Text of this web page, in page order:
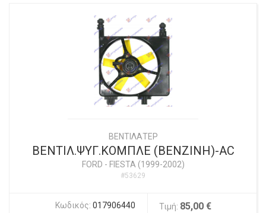
ΒΕΝΤΙΛΑΤΕΡ
ΒΕΝΤΙΛ.ΨΥΓ.ΚΟΜΠΛΕ (ΒΕΝΖΙΝΗ)-AC
FORD - FIESTA (1999-2002)
#53629
Κωδικός: 017906440 Τιμή: 85,00 €